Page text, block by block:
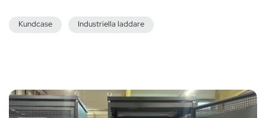
Kundcase Industriella laddare